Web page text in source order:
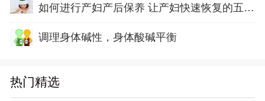
如何进行产妇产后保养 让产妇快速恢复的五方面
调理身体碱性，身体酸碱平衡
热门精选